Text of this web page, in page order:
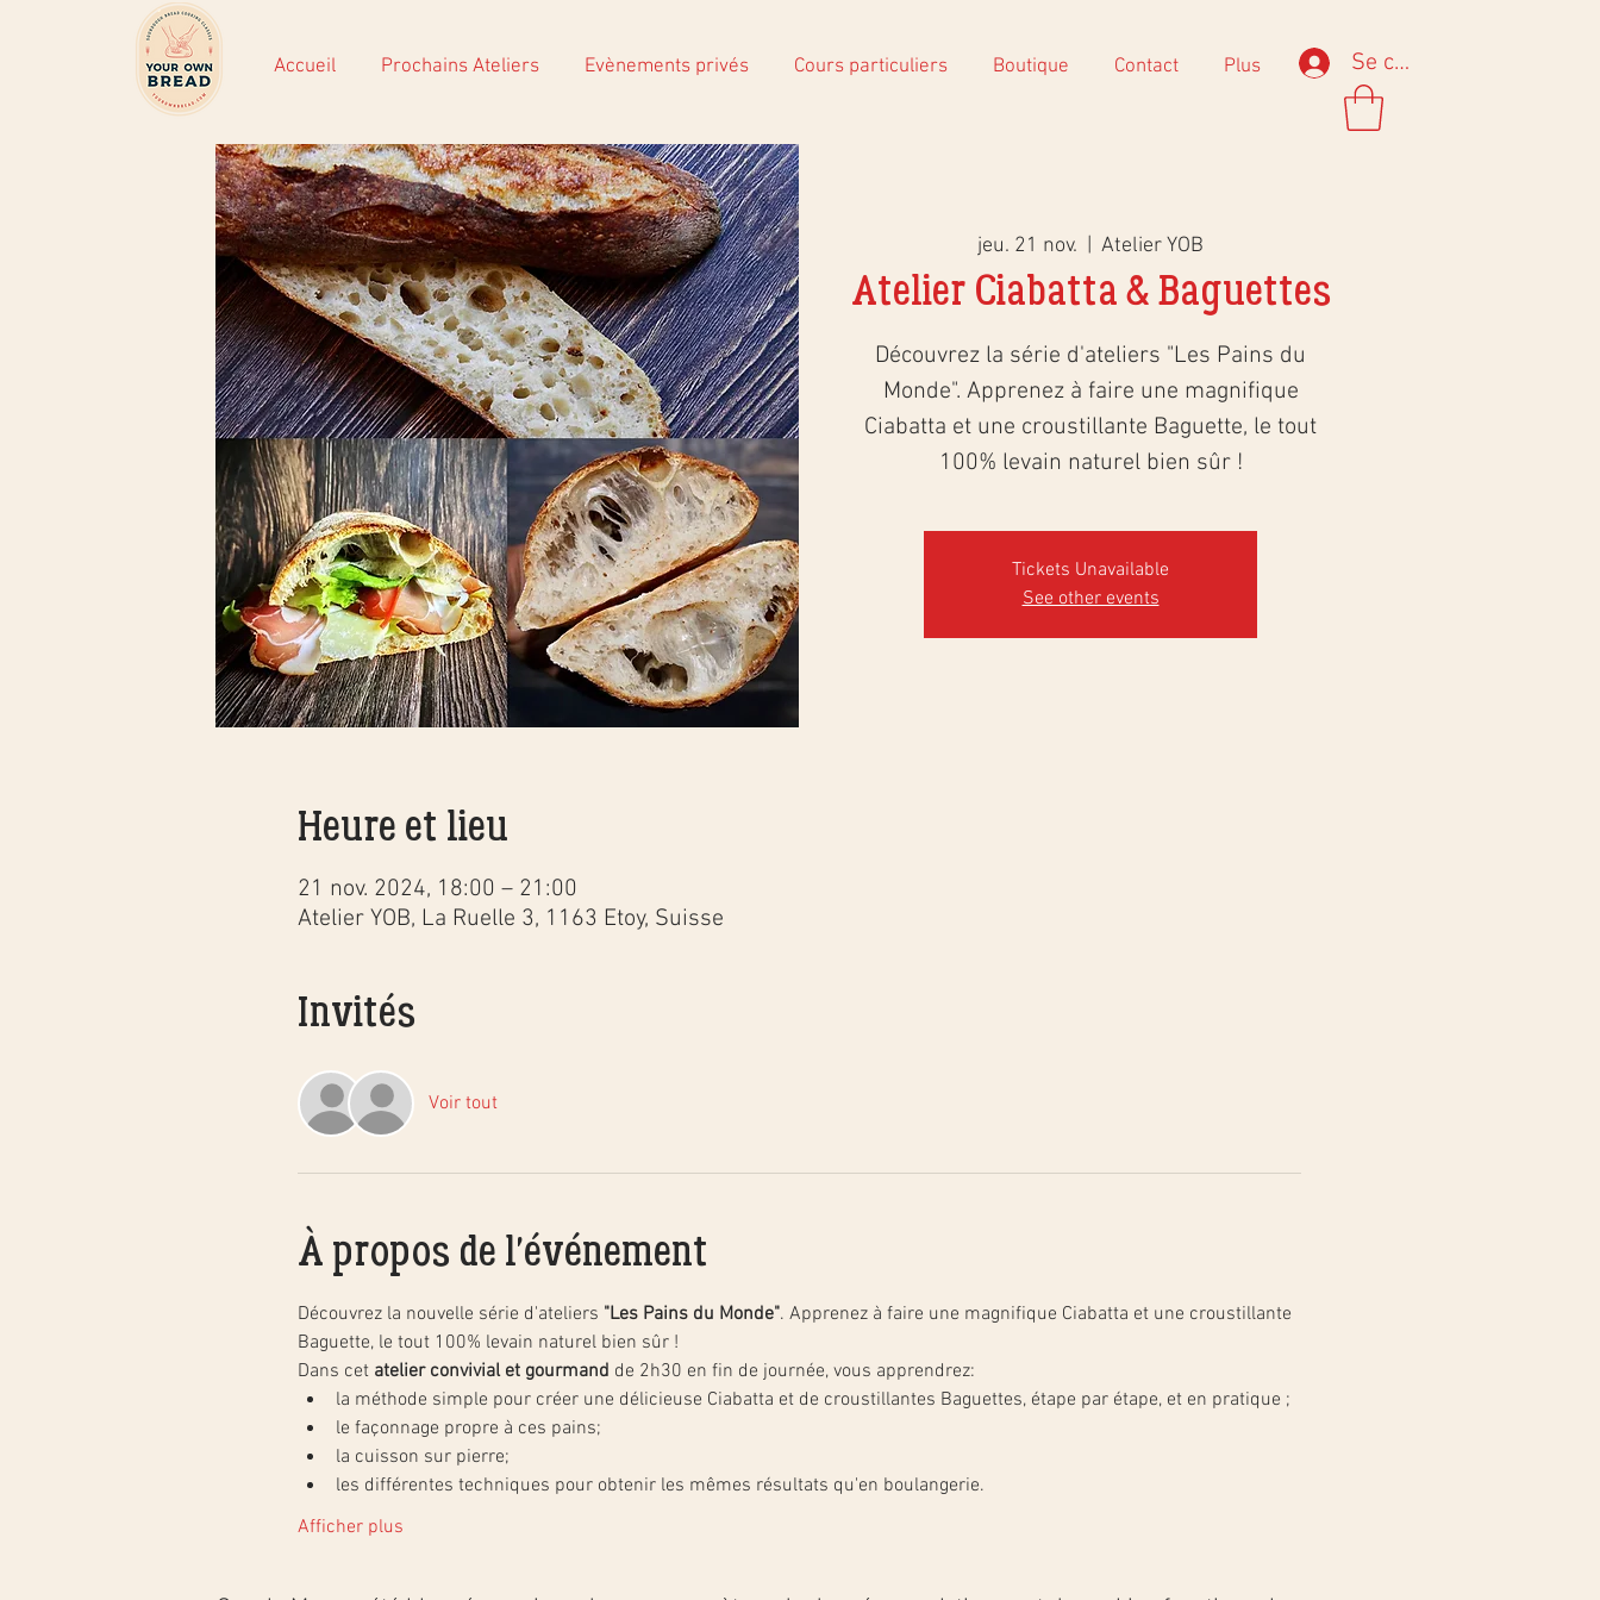
Accueil Prochains Ateliers Evènements privés Cours particuliers Boutique Contact Plus Se connecter
jeu. 21 nov.
  |
Atelier YOB
Atelier Ciabatta & Baguettes
Découvrez la série d'ateliers "Les Pains du
Monde". Apprenez à faire une magnifique
Ciabatta et une croustillante Baguette, le tout
100% levain naturel bien sûr !
Tickets Unavailable
See other events
Heure et lieu
21 nov. 2024, 18:00 – 21:00
Atelier YOB, La Ruelle 3, 1163 Etoy, Suisse
Invités
Voir tout
À propos de l'événement
Découvrez la nouvelle série d'ateliers "Les Pains du Monde". Apprenez à faire une magnifique Ciabatta et une croustillante
Baguette, le tout 100% levain naturel bien sûr !
Dans cet atelier convivial et gourmand de 2h30 en fin de journée, vous apprendrez:
la méthode simple pour créer une délicieuse Ciabatta et de croustillantes Baguettes, étape par étape, et en pratique ;
le façonnage propre à ces pains;
la cuisson sur pierre;
les différentes techniques pour obtenir les mêmes résultats qu'en boulangerie.
Afficher plus